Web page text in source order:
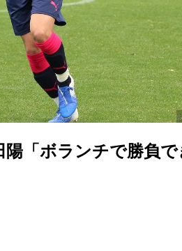
陽「ボランチで勝負